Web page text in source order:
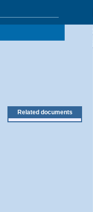
Related documents